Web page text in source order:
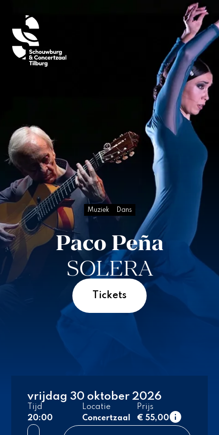
Muziek Dans
Paco Peña
SOLERA
Tickets
vrijdag 30 oktober 2026
Tijd
20:00
Locatie
Concertzaal
Prijs
€ 55,00
1e rang
normaal
2e rang